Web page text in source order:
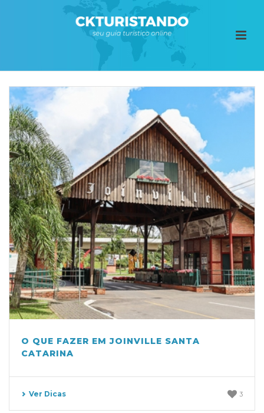
O QUE FAZER EM JOINVILLE SANTA
CATARINA
Ver Dicas 3